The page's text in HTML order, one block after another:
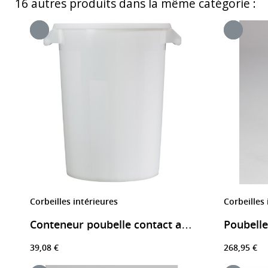
16 autres produits dans la même catégorie :
Corbeilles intérieures
Conteneur poubelle contact alimentaire 100 L
39,08 €
Corbeilles
268,95 €